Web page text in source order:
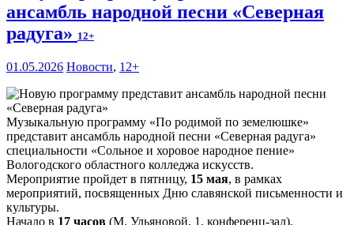
ансамбль народной песни «Северная
радуга» 12+
01.05.2026 Новости, 12+
Музыкальную программу «По родимой по земелюшке»
представит ансамбль народной песни «Северная радуга»
специальности «Сольное и хоровое народное пение»
Вологодского областного колледжа искусств.
Мероприятие пройдет в пятницу, 15 мая, в рамках
мероприятий, посвященных Дню славянской письменности и
культуры.
Начало в 17 часов (М. Ульяновой, 1, конференц-зал).